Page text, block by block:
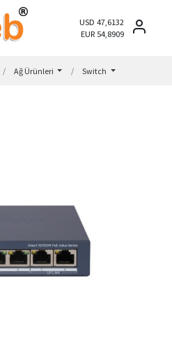
USD 47,6132
EUR 54,8909
Ağ Ürünleri Switch